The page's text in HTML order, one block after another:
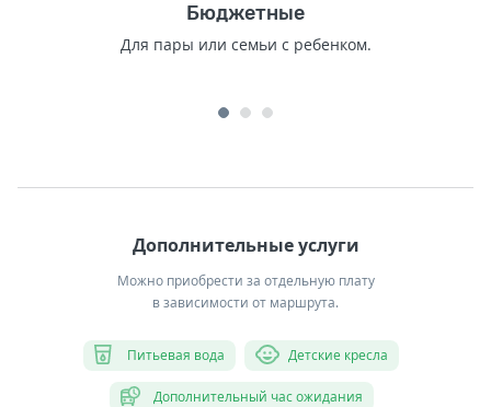
Бюджетные
Для пары или семьи с ребенком.
Дополнительные услуги
Можно приобрести за отдельную плату
в зависимости от маршрута.
Питьевая вода Детские кресла
Дополнительный час ожидания